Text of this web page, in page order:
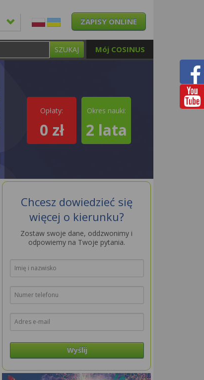
ZAPISY ONLINE
Mój COSINUS
SZUKAJ
Opłaty:
0 zł
Okres nauki:
2 lata
Chcesz dowiedzieć się
więcej o kierunku?
Zostaw swoje dane, oddzwonimy i
odpowiemy na Twoje pytania.
Wyślij